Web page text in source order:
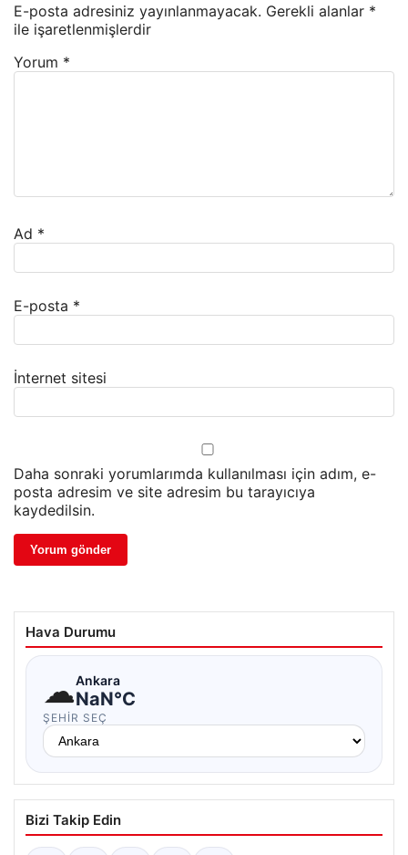
E-posta adresiniz yayınlanmayacak. Gerekli alanlar *
ile işaretlenmişlerdir
Yorum *
Ad *
E-posta *
İnternet sitesi
Daha sonraki yorumlarımda kullanılması için adım, e-
posta adresim ve site adresim bu tarayıcıya
kaydedilsin.
Hava Durumu
☁Ankara
NaN°C
ŞEHIR SEÇ
Bizi Takip Edin